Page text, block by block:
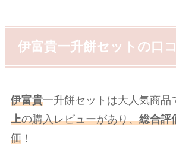
伊富貴一升餅セットの口
伊富貴一升餅セットは大人気商品
上の購入レビューがあり、総合評
価！